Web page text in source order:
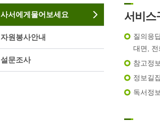
사서에게물어보세요
자원봉사안내
설문조사
서비스
질의응
대면, 전
참고정
정보길
독서정